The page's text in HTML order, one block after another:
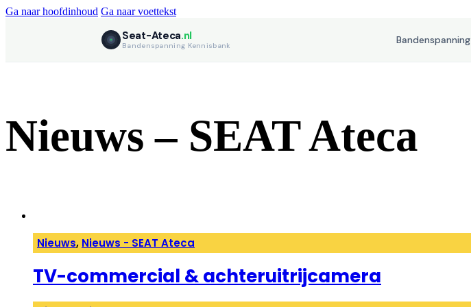
Ga naar hoofdinhoud Ga naar voettekst
Seat-Ateca.nl
Bandenspanning Kennisbank Bandenspanning
Nieuws – SEAT Ateca
Nieuws, Nieuws - SEAT Ateca
TV-commercial & achteruitrijcamera